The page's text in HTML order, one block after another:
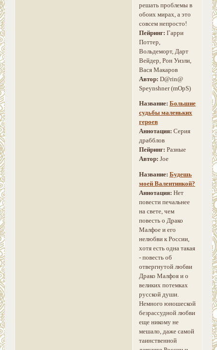
решать проблемы в
обоих мирах, а это
совсем непросто!
Пейринг: Гарри
Поттер,
Вольдеморт, Дарт
Вейдер, Рон Уизли,
Вася Макаров
Автор: D@rin@
Speynshner (mOpS)
Название: Большие
судьбы маленьких
героев
Аннотация: Серия
драбблов
Пейринг: Разные
Автор: Joe
Название: Будешь
моей Валентинкой?
Аннотация: Нет
повести печальнее
на свете, чем
повесть о Драко
Малфое и его
нелюбви к России,
хотя есть одна такая
- повесть об
отвергнутой любви
Драко Малфоя и о
великих потемках
русской души.
Немного юношеской
безрассудной любви
еще никому не
мешало, даже самой
таинственной